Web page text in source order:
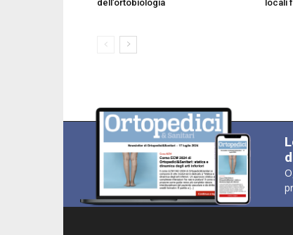
dell’ortobiologia
locali